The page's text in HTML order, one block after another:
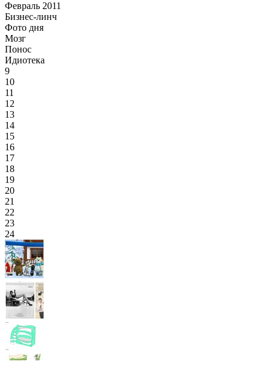
Февраль 2011
Бизнес-линч
Фото дня
Мозг
Понос
Идиотека
9
10
11
12
13
14
15
16
17
18
19
20
21
22
23
24